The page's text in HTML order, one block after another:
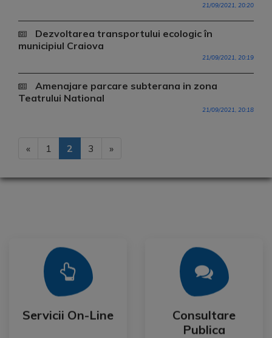
21/09/2021, 20:20
Dezvoltarea transportului ecologic în
municipiul Craiova
21/09/2021, 20:19
Amenajare parcare subterana in zona
Teatrului National
21/09/2021, 20:18
« 1 2 3 »
Servicii On-Line
Servicii On-Line
Mai Mult
Consultare
Publica
Consultare
Publica
Mai Mult